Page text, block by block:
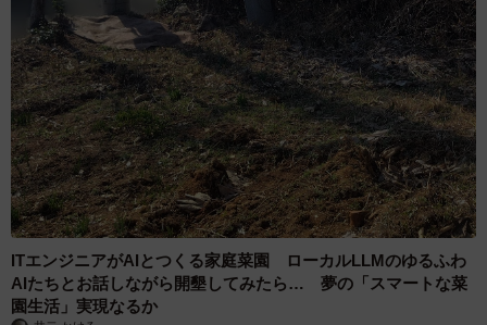
ITエンジニアがAIとつくる家庭菜園 ローカルLLMのゆるふわ
AIたちとお話しながら開墾してみたら… 夢の「スマートな菜
園生活」実現なるか